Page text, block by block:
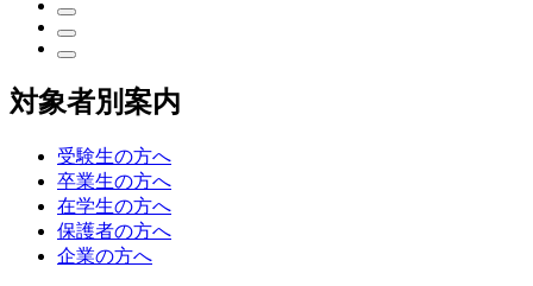
対象者別案内
受験生の方へ
卒業生の方へ
在学生の方へ
保護者の方へ
企業の方へ